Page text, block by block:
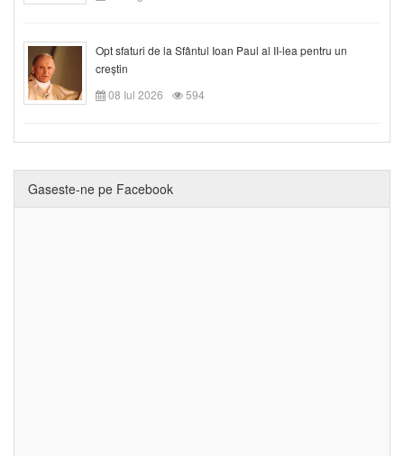
Opt sfaturi de la Sfântul Ioan Paul al II-lea pentru un
creștin
08 Iul 2026
594
Gaseste-ne pe Facebook